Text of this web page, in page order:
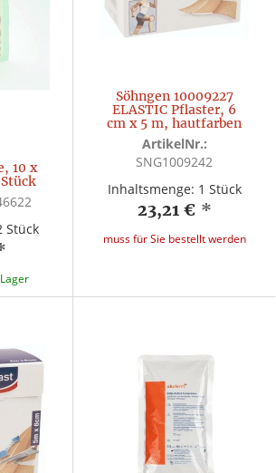
10 x
Stück
Söhngen 10009227
ELASTIC Pflaster, 6
cm x 5 m, hautfarben
ArtikelNr.:
SNG1009242
Inhaltsmenge: 1 Stück
23,21 € *
muss für Sie bestellt werden